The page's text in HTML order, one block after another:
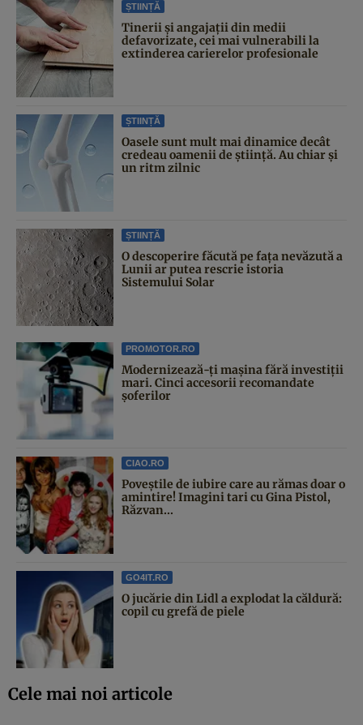
ȘTIINȚĂ
Tinerii și angajații din medii
defavorizate, cei mai vulnerabili la
extinderea carierelor profesionale
ȘTIINȚĂ
Oasele sunt mult mai dinamice decât
credeau oamenii de știință. Au chiar și
un ritm zilnic
ȘTIINȚĂ
O descoperire făcută pe fața nevăzută a
Lunii ar putea rescrie istoria
Sistemului Solar
PROMOTOR.RO
Modernizează-ți mașina fără investiții
mari. Cinci accesorii recomandate
șoferilor
CIAO.RO
Poveştile de iubire care au rămas doar o
amintire! Imagini tari cu Gina Pistol,
Răzvan...
GO4IT.RO
O jucărie din Lidl a explodat la căldură:
copil cu grefă de piele
Cele mai noi articole